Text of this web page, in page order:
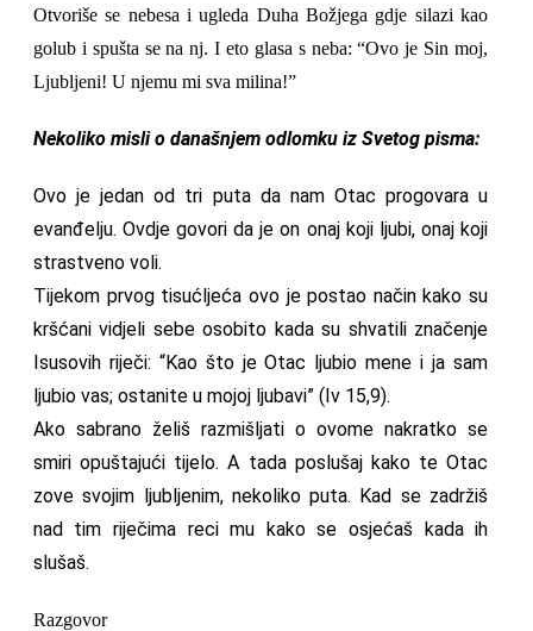
Otvoriše se nebesa i ugleda Duha Božjega gdje silazi kao
golub i spušta se na nj. I eto glasa s neba: “Ovo je Sin moj,
Ljubljeni! U njemu mi sva milina!”
Nekoliko misli o današnjem odlomku iz Svetog pisma:
Ovo je jedan od tri puta da nam Otac progovara u
evanđelju. Ovdje govori da je on onaj koji ljubi, onaj koji
strastveno voli.
Tijekom prvog tisućljeća ovo je postao način kako su
kršćani vidjeli sebe osobito kada su shvatili značenje
Isusovih riječi: “Kao što je Otac ljubio mene i ja sam
ljubio vas; ostanite u mojoj ljubavi” (Iv 15,9).
Ako sabrano želiš razmišljati o ovome nakratko se
smiri opuštajući tijelo. A tada poslušaj kako te Otac
zove svojim ljubljenim, nekoliko puta. Kad se zadržiš
nad tim riječima reci mu kako se osjećaš kada ih
slušaš.
Razgovor